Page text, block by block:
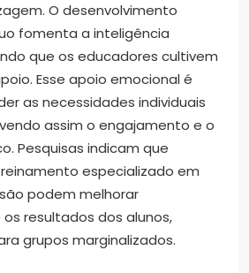
O desenvolvimento
fomenta a inteligência
que os educadores cultivem
Esse apoio emocional é
as necessidades individuais
assim o engajamento e o
Pesquisas indicam que
especializado em
podem melhorar
resultados dos alunos,
grupos marginalizados.